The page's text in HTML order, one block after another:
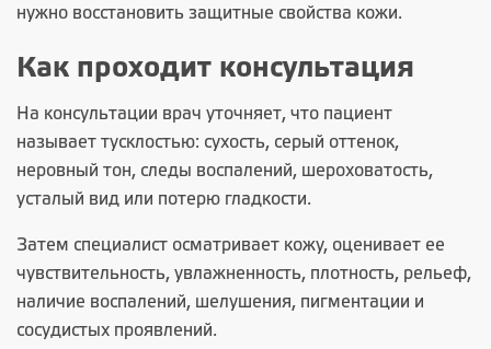
нужно восстановить защитные свойства кожи.
Как проходит консультация
На консультации врач уточняет, что пациент
называет тусклостью: сухость, серый оттенок,
неровный тон, следы воспалений, шероховатость,
усталый вид или потерю гладкости.
Затем специалист осматривает кожу, оценивает ее
чувствительность, увлажненность, плотность, рельеф,
наличие воспалений, шелушения, пигментации и
сосудистых проявлений.